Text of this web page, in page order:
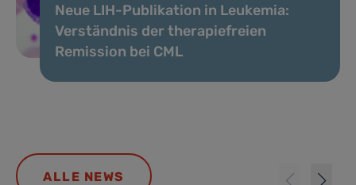
Neue LIH-Publikation in Leukemia:
Verständnis der therapiefreien
Remission bei CML
ALLE NEWS